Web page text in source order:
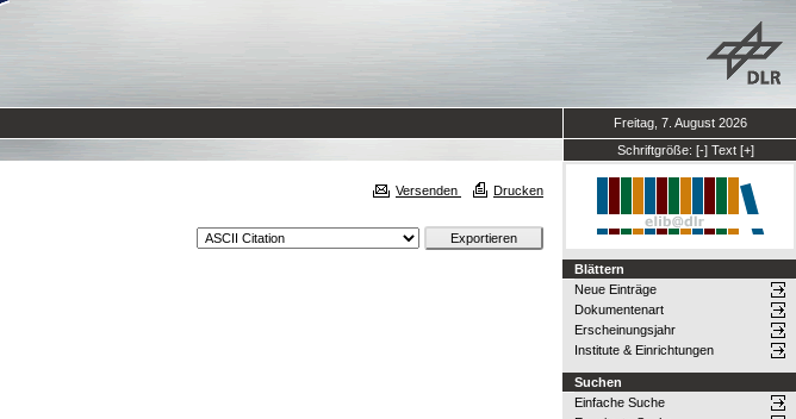
Freitag, 7. August 2026
Schriftgröße: [-] Text [+]
Versenden Drucken
Blättern
Neue Einträge
Dokumentenart
Erscheinungsjahr
Institute & Einrichtungen
Suchen
Einfache Suche